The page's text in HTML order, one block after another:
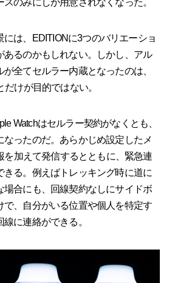
は、EDITIONに3つのバリエーショ
あるのかもしれない。しかし、アル
が全てセルラー内蔵となったのは、
けが目的ではない。
Watchはセルラー契約がなくとも、
なったのだ。あらかじめ設定したメ
を加えて発信するとともに、緊急連
きる。例えばトレッキング時に道に
場合にも、回線契約なしにサイドボ
で、自分がいる位置や個人を特定す
に連絡ができる。